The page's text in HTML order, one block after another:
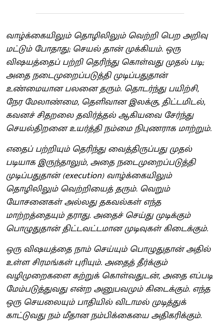
வாழ்க்கையிலும் தொழிலிலும் வெற்றி பெற அறிவு
மட்டும் போதாது; செயல் தான் முக்கியம். ஒரு
விஷயத்தைப் பற்றி தெரிந்து கொள்வது முதல் படி;
அதை நடைமுறைப்படுத்தி முடிப்பதுதான்
உண்மையான பலனை தரும். தொடர்ந்து பயிற்சி,
நேர மேலாண்மை, தெளிவான இலக்கு, திட்டமிடல்,
கவனச் சிதறலை தவிர்த்தல் ஆகியவை சேர்ந்து
செயல்திறனை உயர்த்தி நம்மை நிபுணராக மாற்றும்.
எதைப் பற்றியும் தெரிந்து வைத்திருப்பது முதல்
படியாக இருந்தாலும், அதை நடைமுறைப்படுத்தி
முடிப்பதுதான் (execution) வாழ்க்கையிலும்
தொழிலிலும் வெற்றியைத் தரும். வெறும்
யோசனைகள் அல்லது தகவல்கள் எந்த
மாற்றத்தையும் தராது. அதைச் செய்து முடிக்கும்
பொழுதுதான் திட்டவட்டமான முடிவுகள் கிடைக்கும்.
ஒரு விஷயத்தை நாம் செய்யும் பொழுதுதான் அதில்
உள்ள சிரமங்கள் புரியும். அதைத் தீர்க்கும்
வழிமுறைகளை கற்றுக் கொள்வதுடன், அதை எப்படி
மேம்படுத்துவது என்ற அனுபவமும் கிடைக்கும். எந்த
ஒரு செயலையும் பாதியில் விடாமல் முடித்துக்
காட்டுவது நம் மீதான நம்பிக்கையை அதிகரிக்கும்.